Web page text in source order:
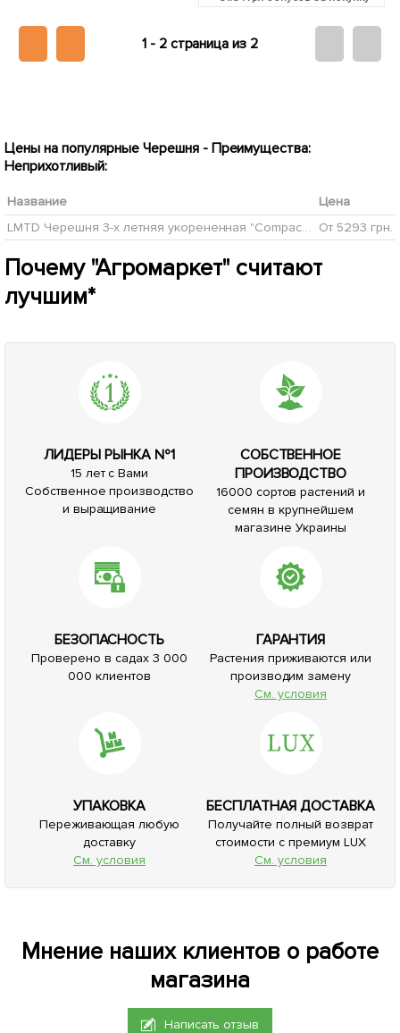
1 - 2 страница из 2
Цены на популярные Черешня - Преимущества:
Неприхотливый:
Название
Цена
LMTD Черешня 3-х летняя укорененная "Compact Stella" высота 90-120см (горшок С-10) От 5293 грн.
Почему "Агромаркет" считают
лучшим*
ЛИДЕРЫ РЫНКА №1
15 лет с Вами
Собственное производство
и выращивание
СОБСТВЕННОЕ
ПРОИЗВОДСТВО
16000 сортов растений и
семян в крупнейшем
магазине Украины
БЕЗОПАСНОСТЬ
Проверено в садах 3 000
000 клиентов
ГАРАНТИЯ
Растения приживаются или
производим замену
См. условия
УПАКОВКА
Переживающая любую
доставку
См. условия
БЕСПЛАТНАЯ ДОСТАВКА
Получайте полный возврат
стоимости с премиум LUX
См. условия
Мнение наших клиентов о работе
магазина
Написать отзыв